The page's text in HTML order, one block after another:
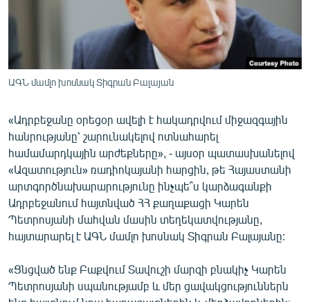
ՄԵԿՆԱԲԱՆՈՒԹՅՈՒՆ
ԱՐԽԻՎ
ՏԵՍԱՆՅՈՒԹԵՐ
ԲԱՆԱՎԵՃ
ՁԳՏԵԼՈՎ ԼԱՎԱԳՈՒՅՆԻՆ
ՓՈԴՔԱՍԹ
English
ԱԳՆ մամլո խոսնակ Տիգրան Բալայան
«Ադրբեջանը օրեցօր ավելի է հակադրվում միջազգային
հանրությանը՝ շարունակելով ոտնահարել
համամարդկային արժեքները», - այսօր պատասխանելով
«Ազատություն» ռադիոկայանի հարցին, թե Հայաստանի
արտգործնախարարությունը ինչպե՞ս կարձագանքի
Ադրբեջանում հայտնված ՀՀ քաղաքացի Կարեն
Պետրոսյանի մահվան մասին տեղեկատվությանը,
հայտարարել է ԱԳՆ մամլո խոսնակ Տիգրան Բալայանը:
«Ցնցված ենք Բաքվում Տավուշի մարզի բնակիչ Կարեն
Պետրոսյանի սպանությամբ և մեր ցավակցություններն